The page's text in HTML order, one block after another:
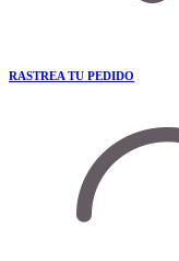
RASTREA TU PEDIDO